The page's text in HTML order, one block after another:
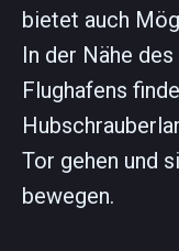
bietet auch
In der Nähe
Flughafens
Tor gehen und
bewegen.